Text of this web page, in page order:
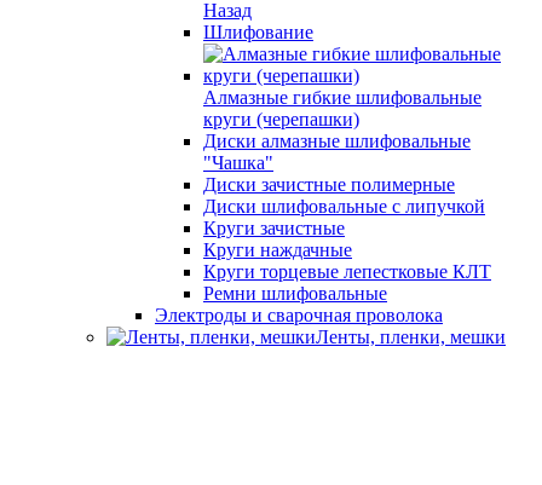
Назад
Шлифование
Алмазные гибкие шлифовальные
круги (черепашки)
Диски алмазные шлифовальные
"Чашка"
Диски зачистные полимерные
Диски шлифовальные с липучкой
Круги зачистные
Круги наждачные
Круги торцевые лепестковые КЛТ
Ремни шлифовальные
Электроды и сварочная проволока
Ленты, пленки, мешки